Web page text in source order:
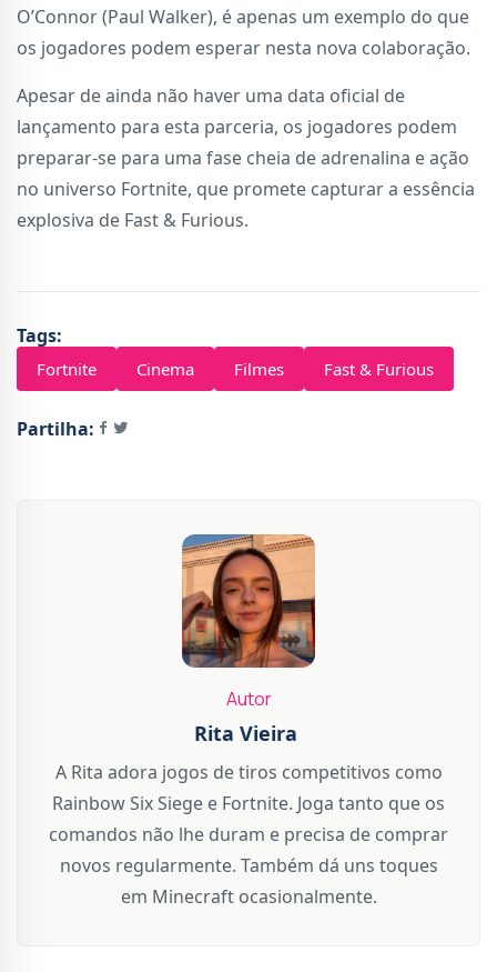
O’Connor (Paul Walker), é apenas um exemplo do que
os jogadores podem esperar nesta nova colaboração.
Apesar de ainda não haver uma data oficial de
lançamento para esta parceria, os jogadores podem
preparar-se para uma fase cheia de adrenalina e ação
no universo Fortnite, que promete capturar a essência
explosiva de Fast & Furious.
Tags:
Fortnite Cinema Filmes Fast & Furious
Partilha:
Autor
Rita Vieira
A Rita adora jogos de tiros competitivos como
Rainbow Six Siege e Fortnite. Joga tanto que os
comandos não lhe duram e precisa de comprar
novos regularmente. Também dá uns toques
em Minecraft ocasionalmente.